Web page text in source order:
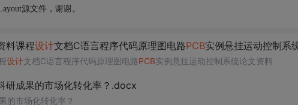
源文件，谢谢。
料课程设计文档C语言程序代码原理图电路PCB实例悬挂运动控制系
设计文档C语言程序代码原理图电路PCB实例悬挂运动控制系统论文资料
研成果的市场化转化率？.docx
的市场化转化率？